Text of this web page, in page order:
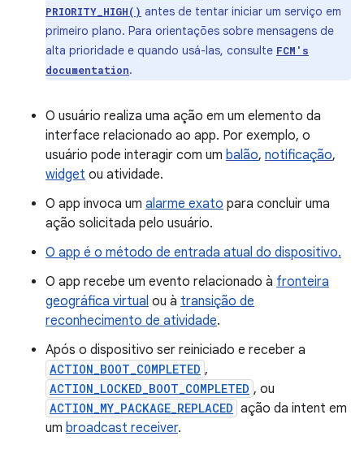
PRIORITY_HIGH() antes de tentar iniciar um serviço em
primeiro plano. Para orientações sobre mensagens de
alta prioridade e quando usá-las, consulte FCM's
documentation.
O usuário realiza uma ação em um elemento da
interface relacionado ao app. Por exemplo, o
usuário pode interagir com um balão, notificação,
widget ou atividade.
O app invoca um alarme exato para concluir uma
ação solicitada pelo usuário.
O app é o método de entrada atual do dispositivo.
O app recebe um evento relacionado à fronteira
geográfica virtual ou à transição de
reconhecimento de atividade.
Após o dispositivo ser reiniciado e receber a
ACTION_BOOT_COMPLETED ,
ACTION_LOCKED_BOOT_COMPLETED , ou
ACTION_MY_PACKAGE_REPLACED ação da intent em
um broadcast receiver.